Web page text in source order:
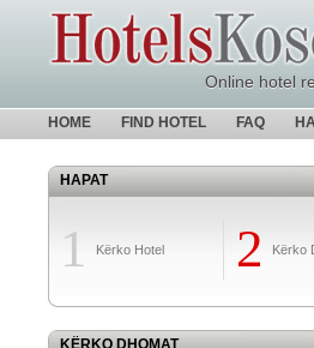
Online hotel
HOME FIND HOTEL FAQ
HAPAT
1 Kërko Hotel 2 Kërko
KËRKO DHOMAT